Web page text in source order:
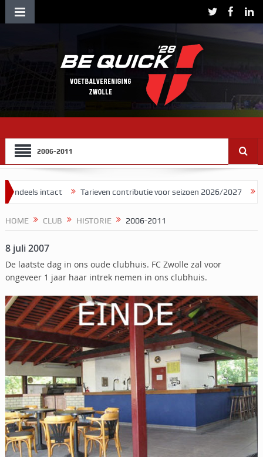
2006-2011
contributie voor seizoen 2026/2027 Herman Brood stelde Be
HOME CLUB HISTORIE 2006-2011
8 juli 2007
De laatste dag in ons oude clubhuis. FC Zwolle zal voor
ongeveer 1 jaar haar intrek nemen in ons clubhuis.